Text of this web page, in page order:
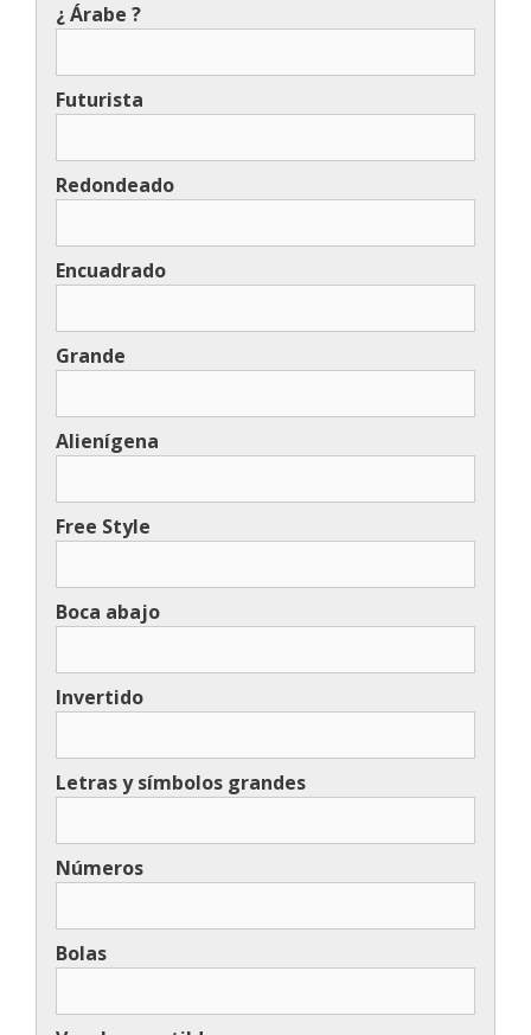
¿ Árabe ?
Futurista
Redondeado
Encuadrado
Grande
Alienígena
Free Style
Boca abajo
Invertido
Letras y símbolos grandes
Números
Bolas